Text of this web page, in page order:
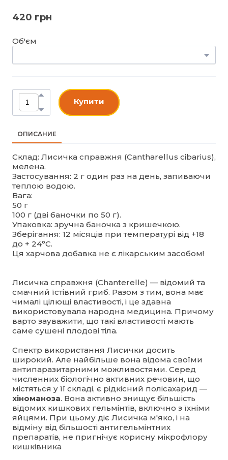
420 грн
Об'єм
Купити
ОПИСАНИЕ
Склад: Лисичка справжня (Cantharellus cibarius),
мелена.
Застосування: 2 г один раз на день, запиваючи
теплою водою.
Вага:
50 г
100 г (дві баночки по 50 г).
Упаковка: зручна баночка з кришечкою.
Зберігання: 12 місяців при температурі від +18
до + 24°С.
Ця харчова добавка не є лікарським засобом!
Лисичка справжня (Chanterelle) — відомий та
смачний їстівний гриб. Разом з тим, вона має
чималі цілющі властивості, і це здавна
використовувала народна медицина. Причому
варто зауважити, що такі властивості мають
саме сушені плодові тіла.
Спектр використання Лисички досить
широкий. Але найбільше вона відома своїми
антипаразитарними можливостями. Серед
численних біологічно активних речовин, що
містяться у її складі, є рідкісний полісахарид —
хіноманоза. Вона активно знищує більшість
відомих кишкових гельмінтів, включно з їхніми
яйцями. При цьому діє Лисичка м'яко, і на
відміну від більшості антигельмінтних
препаратів, не пригнічує корисну мікрофлору
кишківника